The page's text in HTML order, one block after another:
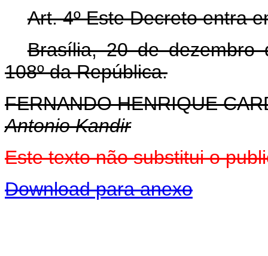
Art. 4º Este Decreto entra
Brasília, 20 de dezembro
108º da República.
FERNANDO HENRIQUE
Antonio Kandir
Este texto não substitui o
Download para anexo